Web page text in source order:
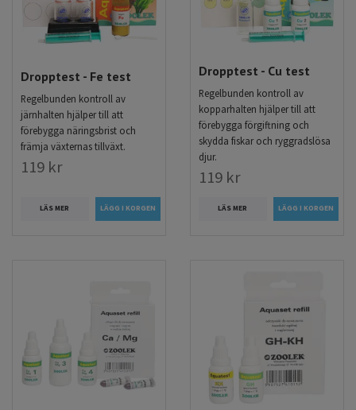
Dropptest - Fe test
Regelbunden kontroll av
järnhalten hjälper till att
förebygga näringsbrist och
främja växternas tillväxt.
119 kr
LÄS MER
Dropptest - Cu test
Regelbunden kontroll av
kopparhalten hjälper till att
förebygga förgiftning och
skydda fiskar och ryggradslösa
djur.
119 kr
LÄS MER